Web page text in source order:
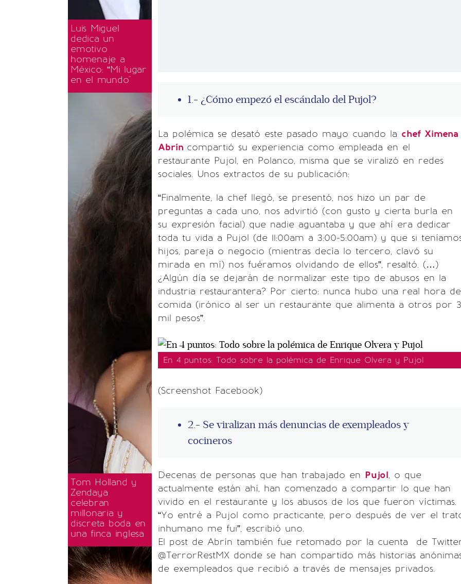
Luis Miguel
dedica un
emotivo
homenaje a
México: “Mi lugar
en el mundo"
Tom Holland y
Zendaya
celebran
millonaria y
discreta boda en
una finca inglesa
1.- ¿Cómo empezó el escándalo del Pujol?
La polémica se desató este pasado mayo cuando la chef Ximena
Abrín compartió su experiencia como empleada en el
restaurante Pujol, en Polanco, misma que se viralizó en redes
sociales. Unos extractos de su publicación:
“Finalmente, la chef llegó, se presentó, nos hizo un par de
preguntas a cada uno, nos advirtió (con gusto y cierta burla en
su expresión facial) que nadie aguantaba y que ahí era dedicar
toda tu vida a Pujol (de 11:00am a 3:00-5:00am) y que si
hijos, pareja o negocio (mientras decía lo tercero, clavó su
mirada en mí) nos fuéramos olvidando de ellos”, resaltó. (…)
¿Algún día se dejarán de normalizar este tipo de abusos en la
industria restaurantera? Por cierto: nunca hubo una real hora de
comida (irónico al ser un restaurante que alimenta a otros por 3
mil pesos”.
En 4 puntos: Todo sobre la polémica de Enrique Olvera y Pujol
(Screenshot Facebook)
2.- Se viralizan más denuncias de exempleados y
cocineros
Decenas de personas que han trabajado en Pujol, o que
actualmente están ahí, han comenzado a compartir lo que han
vivido en el restaurante y los abusos de los que fueron víctimas.
“Yo entré a Pujol como practicante, pero después de ver el
inhumano me fui”, escribió uno.
El post de Abrín también fue retomado por la cuenta de
@TerrorRestMX donde se han compartido más historias
de exempleados que recibió a través de mensajes privados.